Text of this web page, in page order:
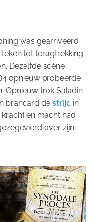
was gearriveerd
tot terugtrekking
Dezelfde scène
opnieuw probeerde
Opnieuw trok Saladin
brancard de strijd in
en macht had
over zijn